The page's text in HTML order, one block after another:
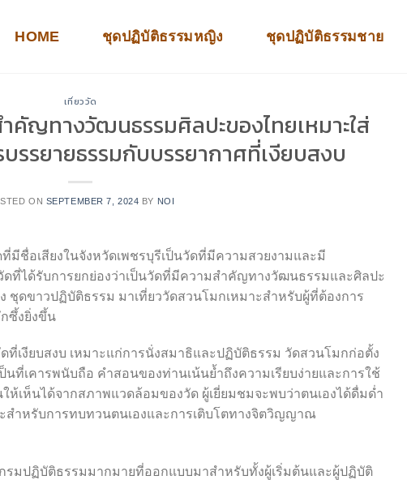
HOME ชุดปฏิบัติธรรมหญิง ชุดปฏิบัติธรรมชาย
เที่ยววัด
คัญทางวัฒนธรรมศิลปะของไทยเหมาะใส่
รรยายธรรมกับบรรยากาศที่เงียบสงบ
ON SEPTEMBER 7, 2024 BY NOI
มีชื่อเสียงในจังหวัดเพชรบุรีเป็นวัดที่มีความสวยงามและมี
ที่ได้รับการยกย่องว่าเป็นวัดที่มีความสำคัญทางวัฒนธรรมและศิลปะ
ดขาวปฏิบัติธรรม มาเที่ยววัดสวนโมกเหมาะสำหรับผู้ที่ต้องการ
ซึ้งยิ่งขึ้น
ที่เงียบสงบ เหมาะแก่การนั่งสมาธิและปฏิบัติธรรม วัดสวนโมกก่อตั้ง
ที่เคารพนับถือ คำสอนของท่านเน้นย้ำถึงความเรียบง่ายและการใช้
เห็นได้จากสภาพแวดล้อมของวัด ผู้เยี่ยมชมจะพบว่าตนเองได้ดื่มด่ำ
ำหรับการทบทวนตนเองและการเติบโตทางจิตวิญญาณ
มปฏิบัติธรรมมากมายที่ออกแบบมาสำหรับทั้งผู้เริ่มต้นและผู้ปฏิบัติ